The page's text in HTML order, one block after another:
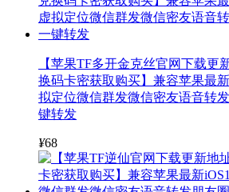
【苹果TF多开金克丝官网下载更
换码卡密获取购买】兼容苹果最
拟定位微信群发微信密友语音转
键转发
¥68